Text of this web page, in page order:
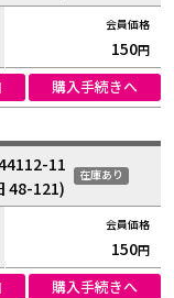
150円
購入手続きへ
11
48-121)
在庫あり
150円
購入手続きへ